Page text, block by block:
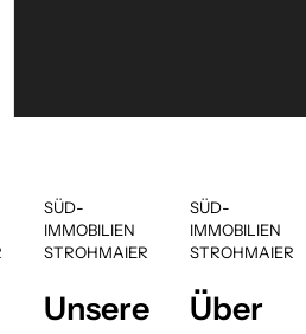
Vielseitige
SÜD-
IMMOBILIEN
STROHMAIER
Unsere
SÜD-
IMMOBILIEN
STROHMAIER
Über